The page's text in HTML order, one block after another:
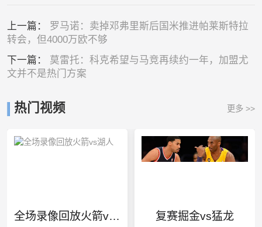
上一篇： 罗马诺：卖掉邓弗里斯后国米推进帕莱斯特拉
转会，但4000万欧不够
下一篇： 莫雷托：科克希望与马竞再续约一年，加盟尤
文并不是热门方案
热门视频 更多 >>
全场录像回放火箭vs湖人 复赛掘金vs猛龙